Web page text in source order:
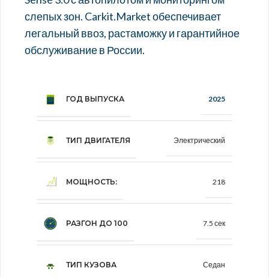
слепых зон. Carkit.Market обеспечивает
легальный ввоз, растаможку и гарантийное
обслуживание в России.
ГОД ВЫПУСКА 2025
ТИП ДВИГАТЕЛЯ Электрический
МОЩНОСТЬ: 218
РАЗГОН ДО 100 7.5 сек
ТИП КУЗОВА Седан